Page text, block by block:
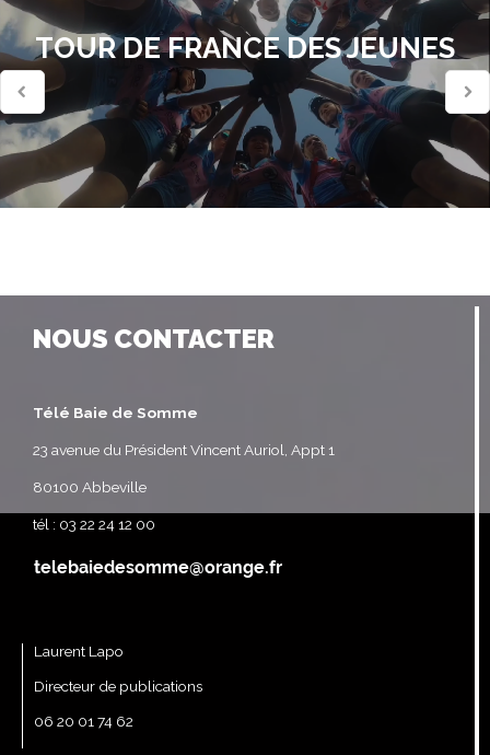
TOUR DE FRANCE DES JEUNES
NOUS CONTACTER
Télé Baie de Somme
23 avenue du Président Vincent Auriol, Appt 1
80100 Abbeville
tél : 03 22 24 12 00
Laurent Lapo
Directeur de publications
06 20 01 74 62